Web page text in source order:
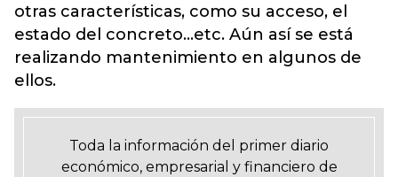
otras características, como su acceso, el
estado del concreto...etc. Aún así se está
realizando mantenimiento en algunos de
ellos.
Toda la información del primer diario
económico, empresarial y financiero de